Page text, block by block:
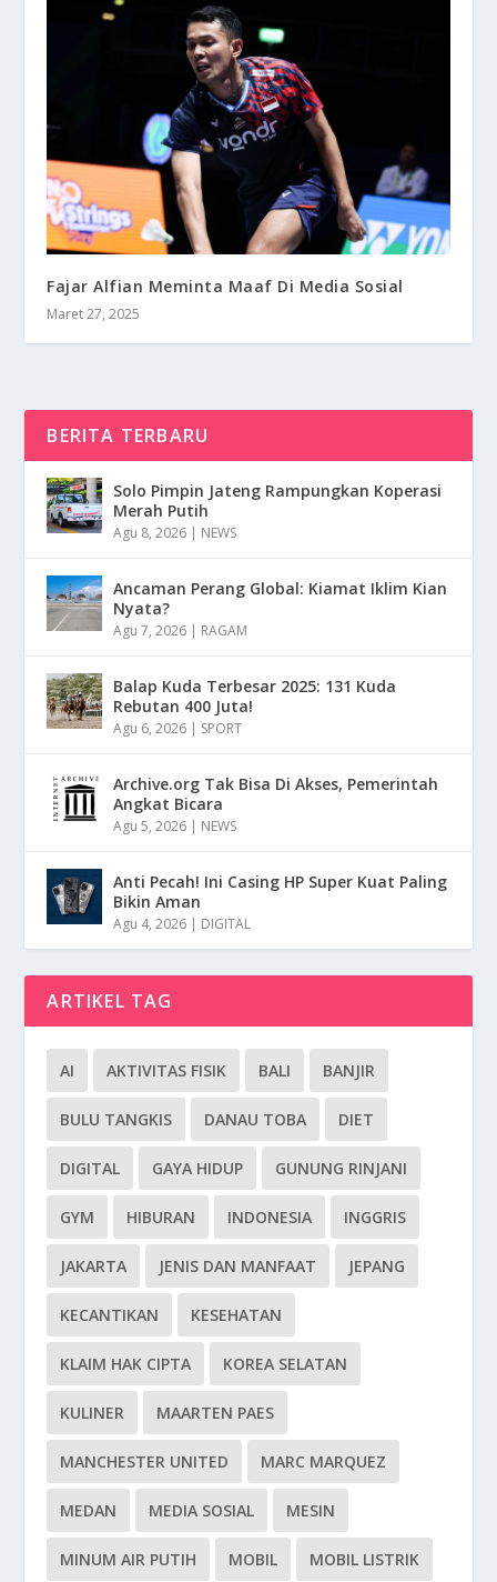
Fajar Alfian Meminta Maaf Di Media Sosial
Maret 27, 2025
BERITA TERBARU
Solo Pimpin Jateng Rampungkan Koperasi
Merah Putih
Agu 8, 2026 | NEWS
Ancaman Perang Global: Kiamat Iklim Kian
Nyata?
Agu 7, 2026 | RAGAM
Balap Kuda Terbesar 2025: 131 Kuda
Rebutan 400 Juta!
Agu 6, 2026 | SPORT
Archive.org Tak Bisa Di Akses, Pemerintah
Angkat Bicara
Agu 5, 2026 | NEWS
Anti Pecah! Ini Casing HP Super Kuat Paling
Bikin Aman
Agu 4, 2026 | DIGITAL
ARTIKEL TAG
AI AKTIVITAS FISIK BALI BANJIR
BULU TANGKIS DANAU TOBA DIET
DIGITAL GAYA HIDUP GUNUNG RINJANI
GYM HIBURAN INDONESIA INGGRIS
JAKARTA JENIS DAN MANFAAT JEPANG
KECANTIKAN KESEHATAN
KLAIM HAK CIPTA KOREA SELATAN
KULINER MAARTEN PAES
MANCHESTER UNITED MARC MARQUEZ
MEDAN MEDIA SOSIAL MESIN
MINUM AIR PUTIH MOBIL MOBIL LISTRIK